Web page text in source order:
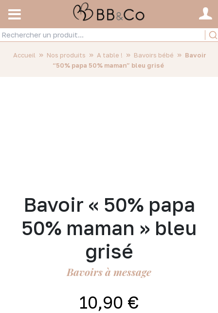
Accueil » Nos produits » A table ! » Bavoirs bébé » Bavoir
“50% papa 50% maman” bleu grisé
Bavoir « 50% papa
50% maman » bleu
grisé
Bavoirs à message
10,90 €